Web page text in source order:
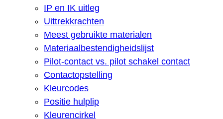
IP en IK uitleg
Uittrekkrachten
Meest gebruikte materialen
Materiaalbestendigheidslijst
Pilot-contact vs. pilot schakel contact
Contactopstelling
Kleurcodes
Positie hulplip
Kleurencirkel